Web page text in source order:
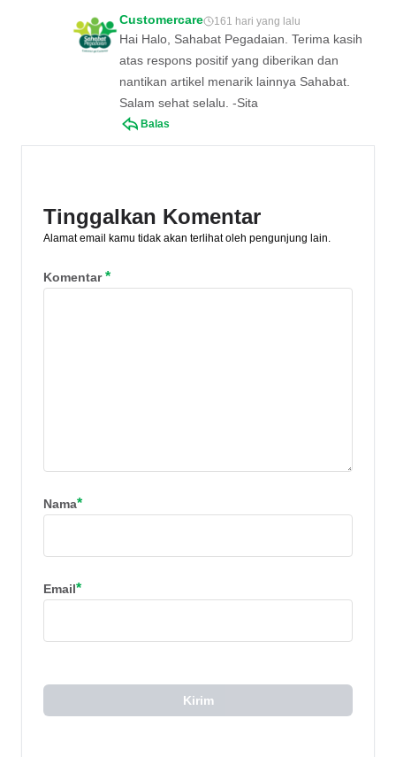
Customercare 161 hari yang lalu
Hai Halo, Sahabat Pegadaian. Terima kasih
atas respons positif yang diberikan dan
nantikan artikel menarik lainnya Sahabat.
Salam sehat selalu. -Sita
Balas
Tinggalkan Komentar
Alamat email kamu tidak akan terlihat oleh pengunjung lain.
Komentar*
Nama*
Email*
Kirim